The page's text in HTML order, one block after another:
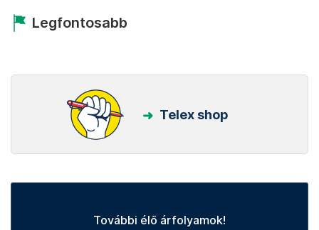
Legfontosabb
Telex shop
További élő árfolyamok!